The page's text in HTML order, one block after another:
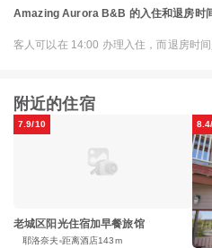
Amazing Aurora B&B 的入住和退房时
客人可以在 14:00 办理入住，而退房时
附近的住宿
7.9/10
老城区阳光住宿加早餐旅馆
耶洛奈夫 距离酒店143m